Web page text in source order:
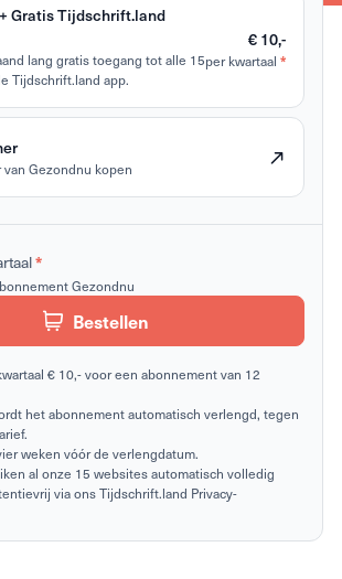
Gratis Tijdschrift.land
lang gratis toegang tot alle 15
Tijdschrift.land app.
€ 10,-
per kwartaal *
van Gezondnu kopen
*
Gezondnu
Bestellen
€ 10,- voor een abonnement van 12
het abonnement automatisch verlengd, tegen
weken vóór de verlengdatum.
al onze 15 websites automatisch volledig
via ons Tijdschrift.land Privacy-